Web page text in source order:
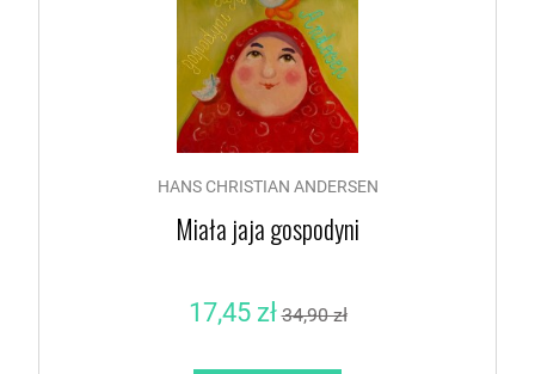
HANS CHRISTIAN ANDERSEN
Miała jaja gospodyni
17,45 zł 34,90 zł